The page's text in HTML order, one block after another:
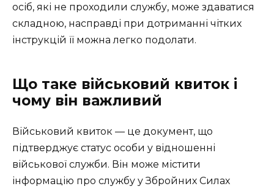
осіб, які не проходили службу, може здаватися
складною, насправді при дотриманні чітких
інструкцій її можна легко подолати.
Що таке військовий квиток і
чому він важливий
Військовий квиток — це документ, що
підтверджує статус особи у відношенні
військової служби. Він може містити
інформацію про службу у Збройних Силах